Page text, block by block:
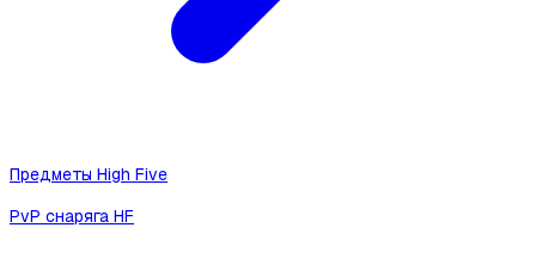
Предметы High Five
PvP снаряга HF